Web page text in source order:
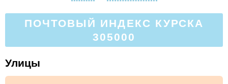
ПОЧТОВЫЙ ИНДЕКС КУРСКА
305000
Улицы